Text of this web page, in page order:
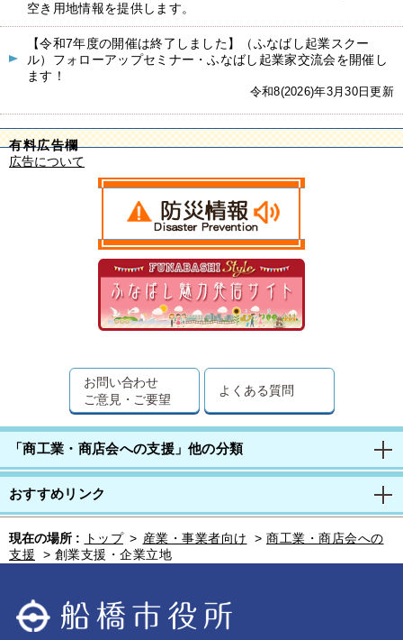
空き用地情報を提供します。
【令和7年度の開催は終了しました】（ふなばし起業スクー
ル）フォローアップセミナー・ふなばし起業家交流会を開催し
ます！
令和8(2026)年3月30日更新
有料広告欄
広告について
お問い合わせ
ご意見・ご要望
よくある質問
「商工業・商店会への支援」他の分類
おすすめリンク
現在の場所 : トップ > 産業・事業者向け > 商工業・商店会への
支援
> 創業支援・企業立地